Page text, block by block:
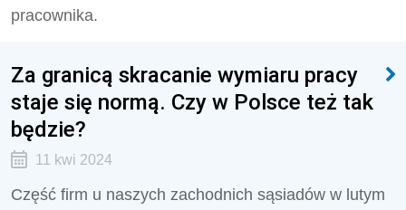
pracownika.
Za granicą skracanie wymiaru pracy
staje się normą. Czy w Polsce też tak
będzie?
11 kwi 2024
Część firm u naszych zachodnich sąsiadów w lutym